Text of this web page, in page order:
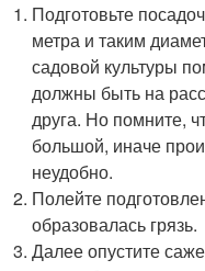
Подготовьте
метра и таким
садовой культуры
должны быть на
друга. Но помните,
большой, иначе
неудобно.
Полейте
образовалась грязь.
Далее опустите